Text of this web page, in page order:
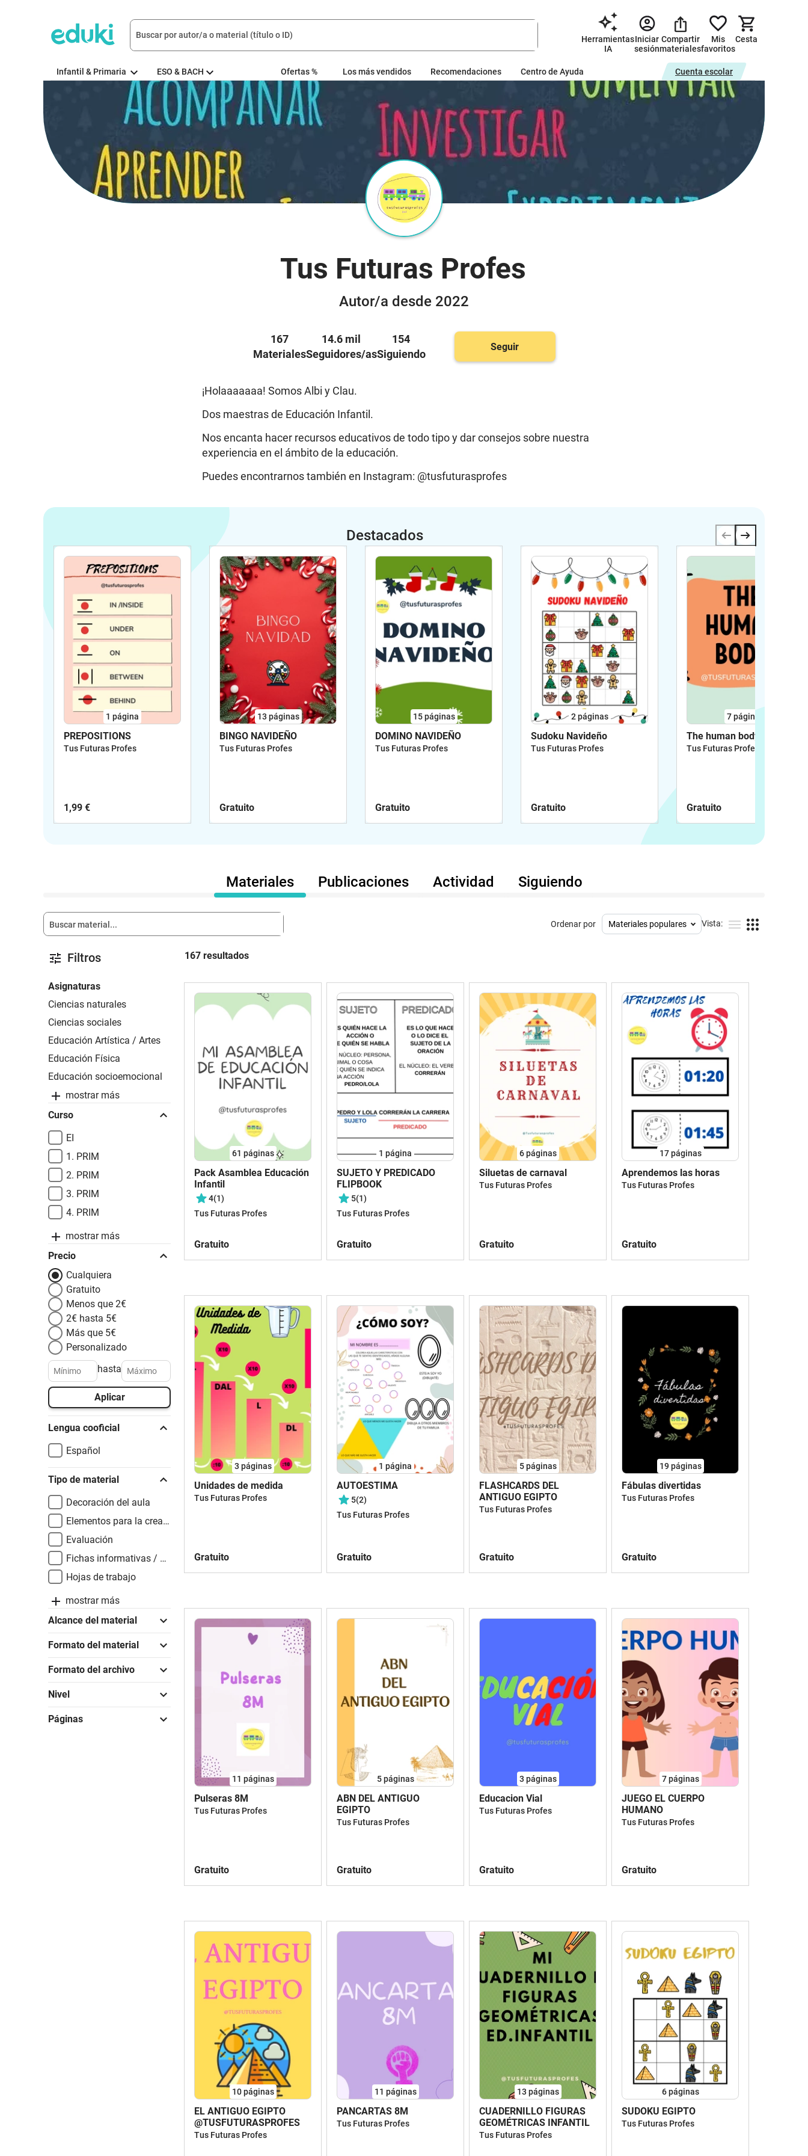
Herramientas
IA
Iniciar
sesión
Compartir
materiales
Mis
favoritos
Cesta
Infantil & Primaria ESO & BACH Ofertas % Los más vendidos Recomendaciones Centro de Ayuda Cuenta escolar
Tus Futuras Profes
Autor/a desde 2022
167
Materiales
14.6 mil
Seguidores/as
154
Siguiendo
Seguir
¡Holaaaaaaa! Somos Albi y Clau.
Dos maestras de Educación Infantil.
Nos encanta hacer recursos educativos de todo tipo y dar consejos sobre nuestra
experiencia en el ámbito de la educación.
Puedes encontrarnostambién en Instagram: @tusfuturasprofes
Destacados
1 página
PREPOSITIONS
Tus Futuras Profes
1,99 €
13 páginas
BINGO NAVIDEÑO
Tus Futuras Profes
Gratuito
15páginas
DOMINO NAVIDEÑO
Tus Futuras Profes
Gratuito
2páginas
Sudoku Navideño
Tus Futuras Profes
Gratuito
7páginas
The human body
Tus Futuras Profes
Gratuito
Materiales Publicaciones Actividad Siguiendo
Ordenar por Materiales populares Vista:
Filtros
Asignaturas
Ciencias naturales
Ciencias sociales
Educación Artística / Artes
Educación Física
Educación socioemocional
mostrar más
Curso
EI
1. PRIM
2. PRIM
3. PRIM
4. PRIM
mostrar más
Precio
Cualquiera
Gratuito
Menos que 2€
2€ hasta 5€
Más que 5€
Personalizado
hasta
Aplicar
Lengua cooficial
Español
Tipo de material
Decoración del aula
Elementos para la creación de materiales
Evaluación
Fichas informativas / Documentos de lectura
Hojas de trabajo
mostrar más
Alcance del material
Formato del material
Formato del archivo
Nivel
Páginas
167 resultados
61 páginas
Pack Asamblea Educación
Infantil
4(1)
Tus Futuras Profes
Gratuito
1 página
SUJETO Y PREDICADO
FLIPBOOK
5(1)
Tus Futuras Profes
Gratuito
6páginas
Siluetas de carnaval
Tus Futuras Profes
Gratuito
17páginas
Aprendemos las horas
Tus Futuras Profes
Gratuito
3 páginas
Unidades de medida
Tus Futuras Profes
Gratuito
1 página
AUTOESTIMA
5(2)
Tus Futuras Profes
Gratuito
5páginas
FLASHCARDS DEL
ANTIGUO EGIPTO
Tus Futuras Profes
Gratuito
19páginas
Fábulas divertidas
Tus Futuras Profes
Gratuito
11 páginas
Pulseras 8M
Tus Futuras Profes
Gratuito
5páginas
ABN DEL ANTIGUO
EGIPTO
Tus Futuras Profes
Gratuito
3 páginas
Educacion Vial
Tus Futuras Profes
Gratuito
7páginas
JUEGO EL CUERPO
HUMANO
Tus Futuras Profes
Gratuito
10páginas
EL ANTIGUO EGIPTO
@TUSFUTURASPROFES
Tus Futuras Profes
11 páginas
PANCARTAS 8M
Tus Futuras Profes
13 páginas
CUADERNILLO FIGURAS
GEOMÉTRICAS INFANTIL
Tus Futuras Profes
6páginas
SUDOKU EGIPTO
Tus Futuras Profes